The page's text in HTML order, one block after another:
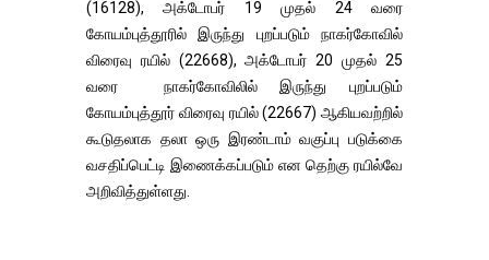
(16128), அக்டோபர் 19 முதல் 24 வரை
கோயம்புத்தூரில் இருந்து புறப்படும் நாகர்கோவில்
விரைவு ரயில் (22668), அக்டோபர் 20 முதல் 25
வரை நாகர்கோவிலில் இருந்து புறப்படும்
கோயம்புத்தூர் விரைவு ரயில் (22667) ஆகியவற்றில்
கூடுதலாக தலா ஒரு இரண்டாம் வகுப்பு படுக்கை
வசதிப்பெட்டி இணைக்கப்படும் என தெற்கு ரயில்வே
அறிவித்துள்ளது.